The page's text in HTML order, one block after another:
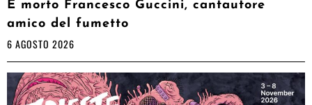
È morto Francesco Guccini, cantautore
amico del fumetto
6 AGOSTO 2026